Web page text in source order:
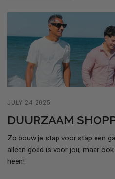
JULY 24 2025
DUURZAAM
Zo bouw je stap voor stap een
alleen goed is voor jou, maar
heen!